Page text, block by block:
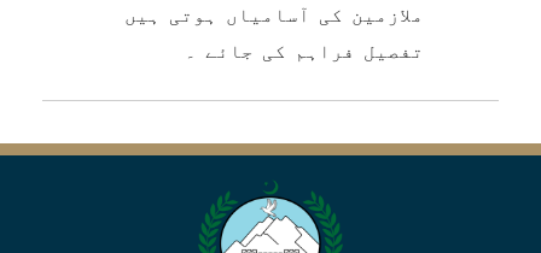
ملازمین کی آسامیاں ہوتی ہیں
تفصیل فراہم کی جائے ۔